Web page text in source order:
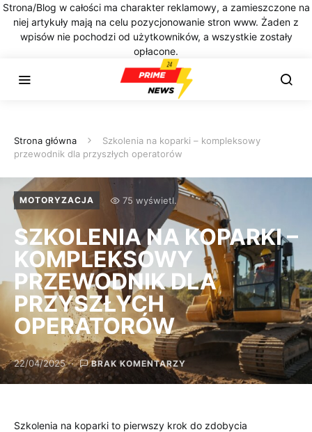
Strona/Blog w całości ma charakter reklamowy, a zamieszczone na
niej artykuły mają na celu pozycjonowanie stron www. Żaden z
wpisów nie pochodzi od użytkowników, a wszystkie zostały
opłacone.
Strona główna
Szkolenia na koparki – kompleksowy
przewodnik dla przyszłych operatorów
MOTORYZACJA 75 wyświetl.
SZKOLENIA NA KOPARKI –
KOMPLEKSOWY
PRZEWODNIK DLA
PRZYSZŁYCH
OPERATORÓW
22/04/2025 BRAK KOMENTARZY
Szkolenia na koparki to pierwszy krok do zdobycia